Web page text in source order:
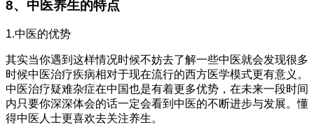
8、中医养生的特点
1.中医的优势
其实当你遇到这样情况时候不妨去了解一些中医就会发现很多
时候中医治疗疾病相对于现在流行的西方医学模式更有意义。
中医治疗疑难杂症在中国也是有着更多优势，在未来一段时间
内只要你深深体会的话一定会看到中医的不断进步与发展。懂
得中医人士更喜欢去关注养生。